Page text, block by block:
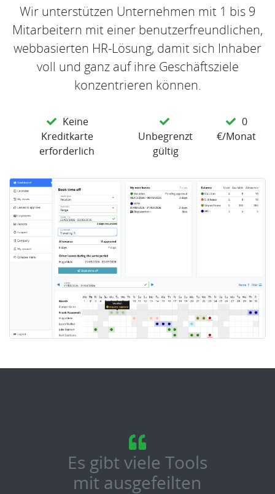
Wir unterstützen Unternehmen mit 1 bis 9
Mitarbeitern mit einer benutzerfreundlichen,
webbasierten HR-Lösung, damit sich Inhaber
voll und ganz auf ihre Geschäftsziele
konzentrieren können.
Keine
Kreditkarte
erforderlich
Unbegrenzt
gültig
0
€/Monat
Es gibt viele Tools
mit ausgefeilten